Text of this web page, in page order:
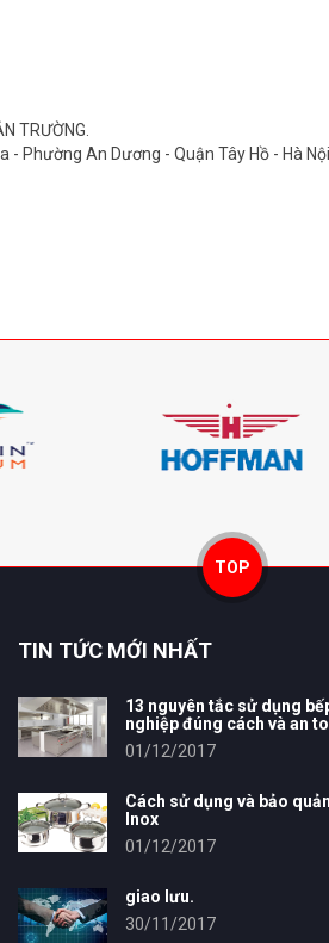
TRƯỜNG.
- Phường An Dương - Quận Tây Hồ - Hà Nội
TOP
TIN TỨC MỚI NHẤT
13 nguyên tắc sử dụng
nghiệp đúng cách và an
01/12/2017
Cách sử dụng và bảo
Inox
01/12/2017
giao lưu.
30/11/2017